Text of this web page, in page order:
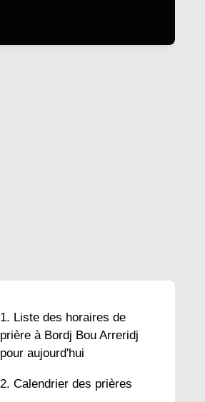
Liste des horaires de
prière à Bordj Bou Arreridj
pour aujourd'hui
Calendrier des prières